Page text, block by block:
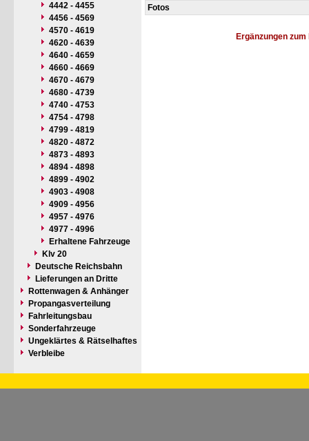
4442 - 4455
4456 - 4569
4570 - 4619
4620 - 4639
4640 - 4659
4660 - 4669
4670 - 4679
4680 - 4739
4740 - 4753
4754 - 4798
4799 - 4819
4820 - 4872
4873 - 4893
4894 - 4898
4899 - 4902
4903 - 4908
4909 - 4956
4957 - 4976
4977 - 4996
Erhaltene Fahrzeuge
Klv 20
Deutsche Reichsbahn
Lieferungen an Dritte
Rottenwagen & Anhänger
Propangasverteilung
Fahrleitungsbau
Sonderfahrzeuge
Ungeklärtes & Rätselhaftes
Verbleibe
Fotos
Ergänzungen